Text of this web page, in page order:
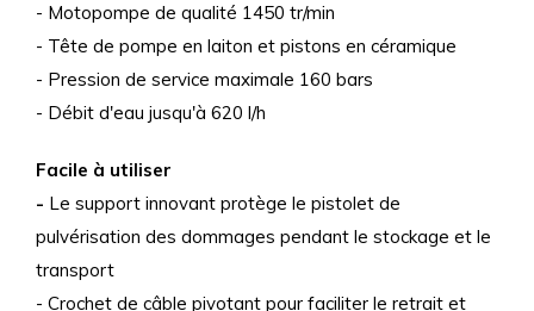
- Motopompe de qualité 1450 tr/min
- Tête de pompe en laiton et pistons en céramique
- Pression de service maximale 160 bars
- Débit d'eau jusqu'à 620 l/h
Facile à utiliser
- Le support innovant protège le pistolet de
pulvérisation des dommages pendant le stockage et le
transport
- Crochet de câble pivotant pour faciliter le retrait et